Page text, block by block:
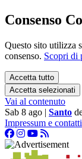
Consenso
Questo sito utilizza
consenso. Scopri di
Accetta tutto
Accetta selezionati
Vai al contenuto
Sab 8 ago | Santo
Impressum e contatti